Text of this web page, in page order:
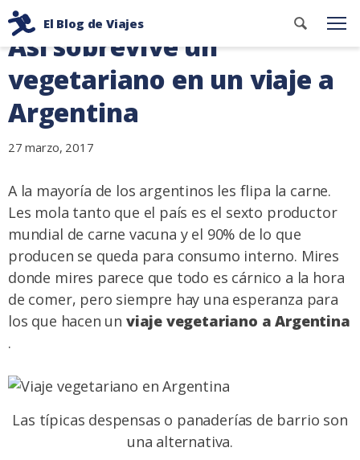
contenido
El Blog de Viajes
Consejos
viaje
de
mochileros
Buscar
Así sobrevive un
vegetariano en un viaje a
Argentina
27 marzo, 2017
A la mayoría de los argentinos les flipa la carne.
Les mola tanto que el país es el sexto productor
mundial de carne vacuna y el 90% de lo que
producen se queda para consumo interno. Mires
donde mires parece que todo es cárnico a la hora
de comer, pero siempre hay una esperanza para
los que hacen un viaje vegetariano aArgentina
.
Las típicas despensas o panaderías de barrio son
una alternativa.